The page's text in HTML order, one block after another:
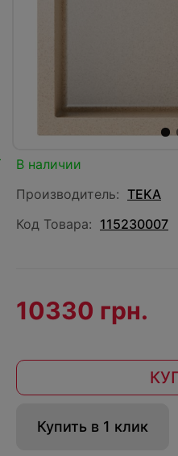
В наличии
Производитель: TEKA
Код Товара: 115230007
10330 грн.
Купить в 1 клик